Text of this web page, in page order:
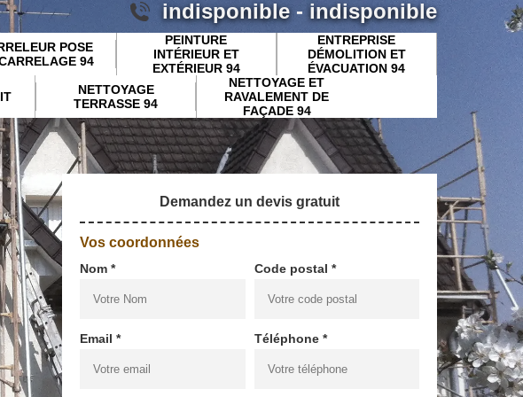
indisponible-indisponible
POSE
94
PEINTURE
INTÉRIEUR ET
EXTÉRIEUR 94
ENTREPRISE
DÉMOLITION ET
ÉVACUATION 94
NETTOYAGE
TERRASSE 94
NETTOYAGE ET
RAVALEMENT DE
FAÇADE 94
Demandez un devis gratuit
Vos coordonnées
Nom * Code postal *
Email * Téléphone *